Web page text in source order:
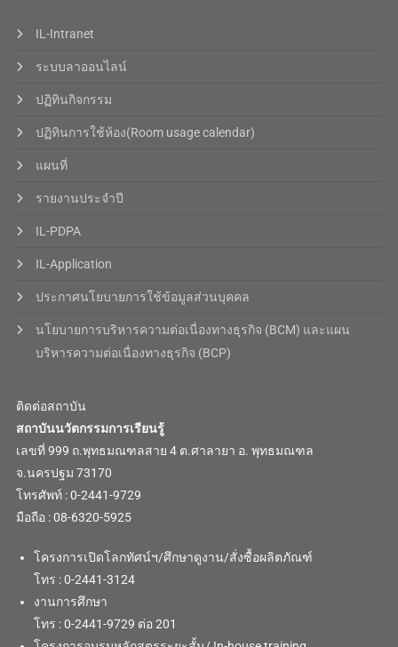
IL-Intranet
ระบบลาออนไลน์
ปฏิทินกิจกรรม
ปฏิทินการใช้ห้อง(Room usage calendar)
แผนที่
รายงานประจำปี
IL-PDPA
IL-Application
ประกาศนโยบายการใช้ข้อมูลส่วนบุคคล
นโยบายการบริหารความต่อเนื่องทางธุรกิจ (BCM) และแผน
บริหารความต่อเนื่องทางธุรกิจ (BCP)
ติดต่อสถาบัน
สถาบันนวัตกรรมการเรียนรู้
เลขที่ 999 ถ.พุทธมณฑลสาย 4 ต.ศาลายา อ. พุทธมณฑล
จ.นครปฐม 73170
โทรศัพท์ : 0-2441-9729
มือถือ : 08-6320-5925
โครงการเปิดโลกทัศน์ฯ/ศึกษาดูงาน/สั่งซื้อผลิตภัณฑ์
โทร : 0-2441-3124
งานการศึกษา
โทร : 0-2441-9729 ต่อ 201